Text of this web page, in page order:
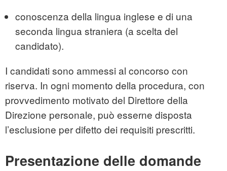
conoscenza della lingua inglese e di una
seconda lingua straniera (a scelta del
candidato).
I candidati sono ammessi al concorso con
riserva. In ogni momento della procedura, con
provvedimento motivato del Direttore della
Direzione personale, può esserne disposta
l’esclusione per difetto dei requisiti prescritti.
Presentazione delle domande